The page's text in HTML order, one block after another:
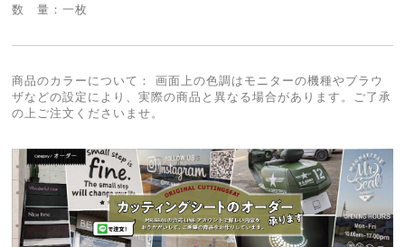
数 量：一枚
商品のカラーについて： 画面上の色調はモニターの機種やブラウ
ザなどの設定により、実際の商品と異なる場合があります。ご了承
の上ご注文くださいませ。